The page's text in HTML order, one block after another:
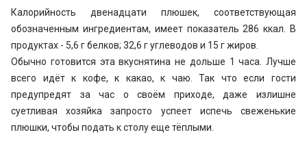
Калорийность двенадцати плюшек, соответствующая
обозначенным ингредиентам, имеет показатель 286 ккал. В
продуктах - 5,6 г белков; 32,6 г углеводов и 15 г жиров.
Обычно готовится эта вкуснятина не дольше 1 часа. Лучше
всего идёт к кофе, к какао, к чаю. Так что если гости
предупредят за час о своём приходе, даже излишне
суетливая хозяйка запросто успеет испечь свеженькие
плюшки, чтобы подать к столу еще тёплыми.